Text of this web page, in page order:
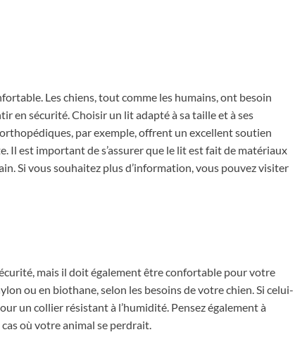
Les chiens, tout comme les humains, ont besoin
en sécurité. Choisir un lit adapté à sa taille et à ses
par exemple, offrent un excellent soutien
Il est important de s’assurer que le lit est fait de matériaux
Si vous souhaitez plus d’information, vous pouvez visiter
mais il doit également être confortable pour votre
ou en biothane, selon les besoins de votre chien. Si celui-
un collier résistant à l’humidité. Pensez également à
où votre animal se perdrait.